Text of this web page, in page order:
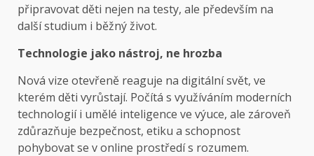
připravovat děti nejen na testy, ale především na
další studium i běžný život.
Technologie jako nástroj, ne hrozba
Nová vize otevřeně reaguje na digitální svět, ve
kterém děti vyrůstají. Počítá s využíváním moderních
technologií i umělé inteligence ve výuce, ale zároveň
zdůrazňuje bezpečnost, etiku a schopnost
pohybovat se v online prostředí s rozumem.